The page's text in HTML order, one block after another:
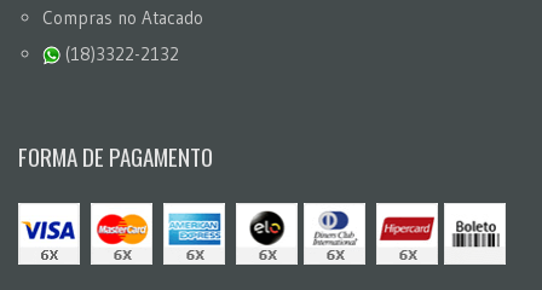
Compras no Atacado
(18)3322-2132
FORMA DE PAGAMENTO